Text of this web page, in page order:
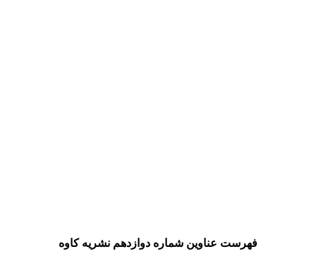
فهرست عناوین شماره دوازدهم نشریه کاوه